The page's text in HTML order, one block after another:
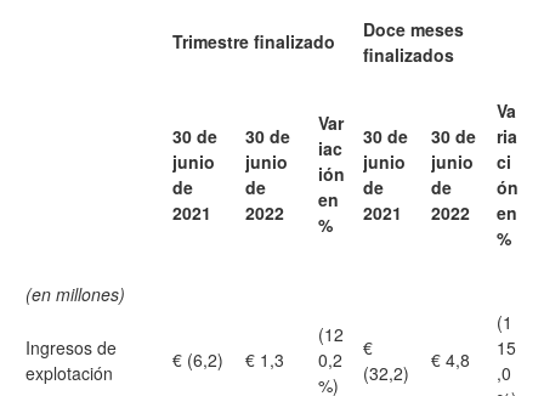
Trimestre finalizado
Doce meses
finalizados
30 de
junio
de
2021
30 de
junio
de
2022
Var
iac
ión
en
%
30 de
junio
de
2021
30 de
junio
de
2022
Va
ria
ci
ón
en
%
(en millones)
Ingresos de
explotación
€ (6,2) € 1,3
(12
0,2
%)
€
(32,2)
€ 4,8
(1
15
,0